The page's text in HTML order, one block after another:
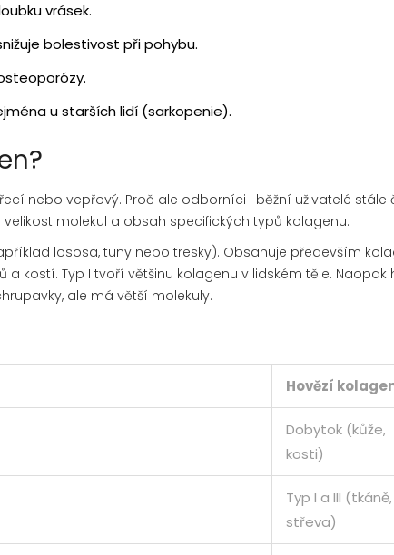
vrásek.
bolestivost při pohybu.
u starších lidí (sarkopenie).
nebo vepřový. Proč ale odborníci i běžní uživatelé stále
molekul a obsah specifických typů kolagenu.
lososa, tuny nebo tresky). Obsahuje především
a kostí. Typ I tvoří většinu kolagenu v lidském těle. Naopak
ale má větší molekuly.
Hovězí
Dobytok (kůže,
kosti)
Typ I a III (tkáně,
střeva)